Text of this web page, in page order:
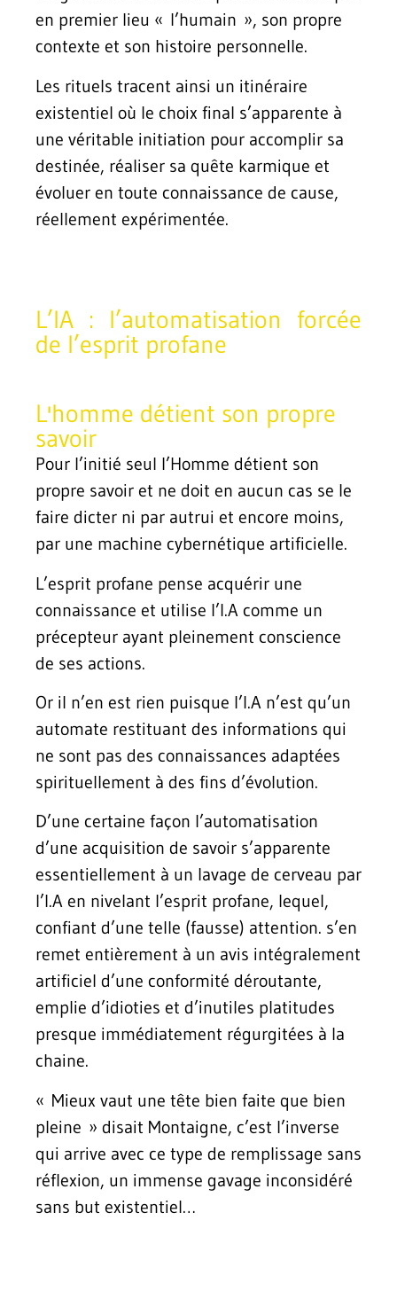
en premier lieu « l’humain », son propre
contexte et son histoire personnelle.
Les rituels tracent ainsi un itinéraire
existentiel où le choix final s’apparente à
une véritable initiation pour accomplir sa
destinée, réaliser sa quête karmique et
évoluer en toute connaissance de cause,
réellement expérimentée.
L’IA : l’automatisation forcée
de l’esprit profane
L'homme détient son propre
savoir
Pour l’initié seul l’Homme détient son
propre savoir et ne doit en aucun cas se le
faire dicter ni par autrui et encore moins,
par une machine cybernétique artificielle.
L’esprit profane pense acquérir une
connaissance et utilise l’I.A comme un
précepteur ayant pleinement conscience
de ses actions.
Or il n’en est rien puisque l’I.A n’est qu’un
automate restituant des informations qui
ne sont pas des connaissances adaptées
spirituellement à des fins d’évolution.
D’une certaine façon l’automatisation
d’une acquisition de savoir s’apparente
essentiellement à un lavage de cerveau par
l’I.A en nivelant l’esprit profane, lequel,
confiant d’une telle (fausse) attention. s’en
remet entièrement à un avis intégralement
artificiel d’une conformité déroutante,
emplie d’idioties et d’inutiles platitudes
presque immédiatement régurgitées à la
chaine.
« Mieux vaut une tête bien faite que bien
pleine » disait Montaigne, c’est l’inverse
qui arrive avec ce type de remplissage sans
réflexion, un immense gavage inconsidéré
sans but existentiel…